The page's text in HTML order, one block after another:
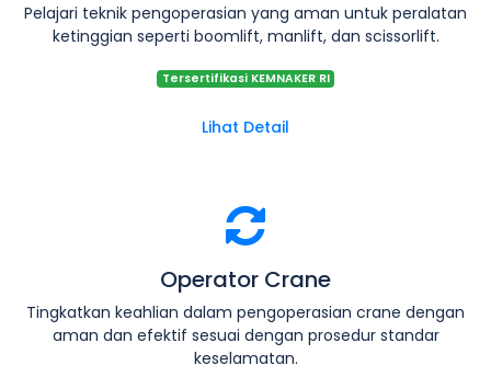
Pelajari teknik pengoperasian yang aman untuk peralatan
ketinggian seperti boomlift, manlift, dan scissorlift.
Tersertifikasi KEMNAKER RI
Lihat Detail
Operator Crane
Tingkatkan keahlian dalam pengoperasian crane dengan
aman dan efektif sesuai dengan prosedur standar
keselamatan.